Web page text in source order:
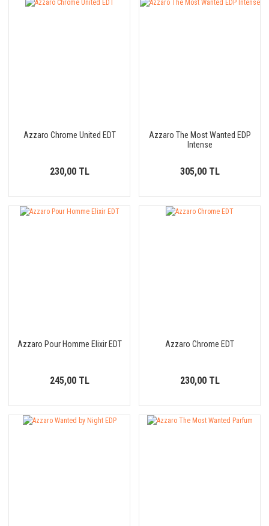
Azzaro Chrome United EDT
230,00 TL
Azzaro The Most Wanted EDP
Intense
305,00 TL
Azzaro Pour Homme Elixir EDT
245,00 TL
Azzaro Chrome EDT
230,00 TL